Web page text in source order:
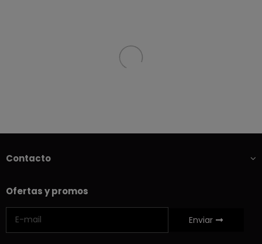
Contacto
Ofertas y promos
Enviar